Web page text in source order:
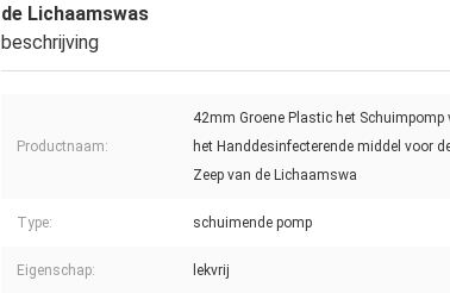
de Lichaamswas
beschrijving
Productnaam:
42mm Groene Plastic het Schuimpomp
het Handdesinfecterende middel voor
Zeep van de Lichaamswa
Type: schuimende pomp
Eigenschap: lekvrij